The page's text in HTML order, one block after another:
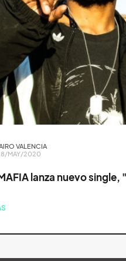
VALENCIA
MAY/2020
lanza nuevo single,